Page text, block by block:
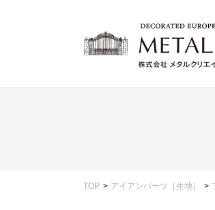
TOP アイアンパーツ［生地］